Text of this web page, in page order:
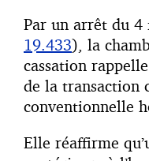
Par un arrêt du 4
19.433), la
cassation
de la transaction
conventionnelle
Elle réaffirme